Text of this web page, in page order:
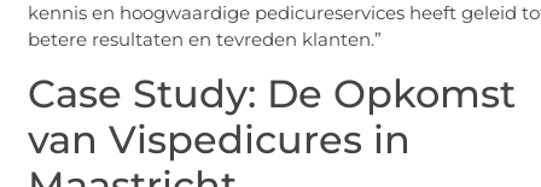
kennis en hoogwaardige pedicureservices heeft geleid
betere resultaten en tevreden klanten.”
Case Study: De Opkomst
van Vispedicures in